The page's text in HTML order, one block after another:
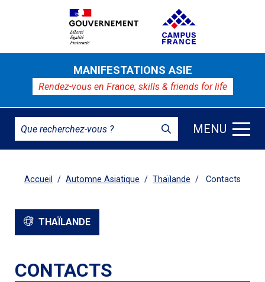
MANIFESTATIONS ASIE
Rendez-vous en France, skills & friends for life
MENU
Accueil Automne Asiatique Thaïlande Contacts
THAÏLANDE
CONTACTS